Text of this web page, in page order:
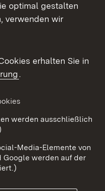
optimal gestalten
verwenden wir
erhalten Sie in
.
werden ausschließlich
Media-Elemente von
Google werden auf der